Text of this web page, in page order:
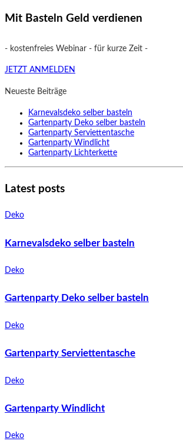
Mit Basteln Geld verdienen
- kostenfreies Webinar - für kurze Zeit -
JETZT ANMELDEN
Neueste Beiträge
Karnevalsdeko selber basteln
Gartenparty Deko selber basteln
Gartenparty Serviettentasche
Gartenparty Windlicht
Gartenparty Lichterkette
Latest posts
Deko
Karnevalsdeko selber basteln
Deko
Gartenparty Deko selber basteln
Deko
Gartenparty Serviettentasche
Deko
Gartenparty Windlicht
Deko